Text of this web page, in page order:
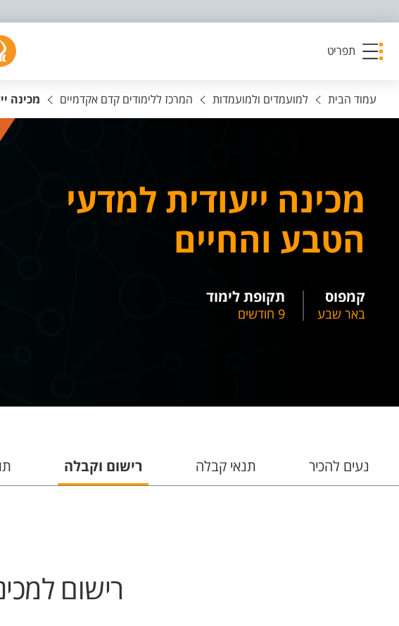
תפריט
עמוד הבית למועמדים ולמועמדות המרכז ללימודים קדם אקדמיים מכינה
מכינה ייעודית למדעי
הטבע והחיים
קמפוס
באר שבע
תקופת לימוד
9 חודשים
נעים להכיר תנאי קבלה רישום וקבלה
רישום